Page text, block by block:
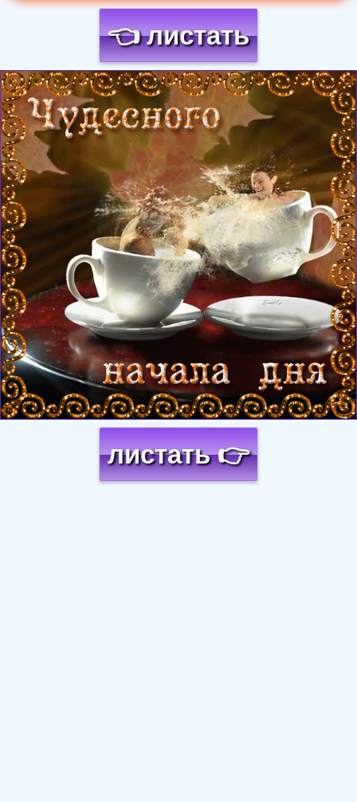
👈 листать
Загрузка картинки...
листать 👉